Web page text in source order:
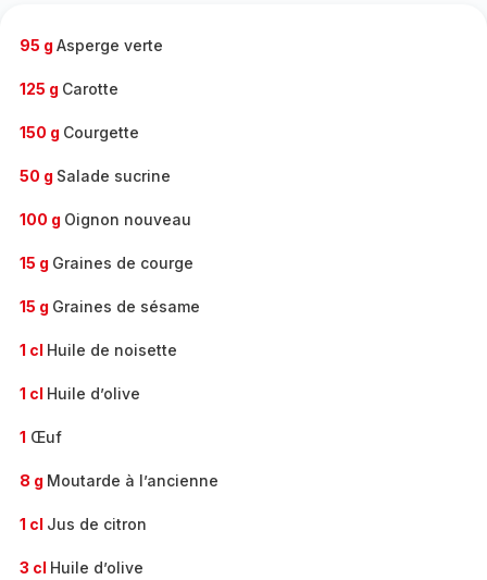
95 g Asperge verte
125 g Carotte
150 g Courgette
50 g Salade sucrine
100 g Oignon nouveau
15 g Graines de courge
15 g Graines de sésame
1 cl Huile de noisette
1 cl Huile d’olive
1 Œuf
8 g Moutarde à l’ancienne
1 cl Jus de citron
3 cl Huile d’olive